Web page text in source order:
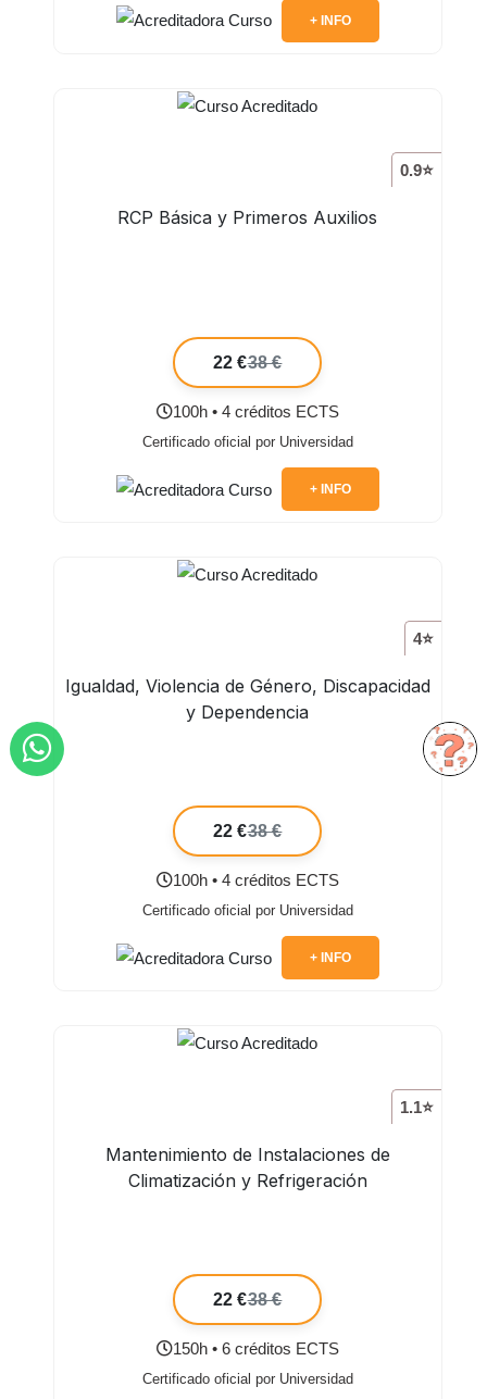
+ INFO
0.9⭐
RCP Básica y Primeros Auxilios
22 €38 €
100h • 4 créditos ECTS
Certificado oficial por Universidad
+ INFO
4⭐
Igualdad, Violencia de Género, Discapacidad
y Dependencia
22 €38 €
100h • 4 créditos ECTS
Certificado oficial por Universidad
+ INFO
1.1⭐
Mantenimiento de Instalaciones de
Climatización y Refrigeración
22 €38 €
150h • 6 créditos ECTS
Certificado oficial por Universidad